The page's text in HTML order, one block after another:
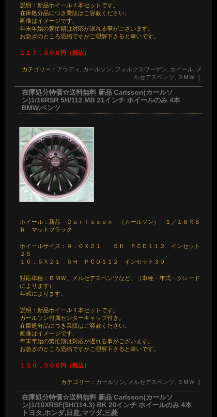
説明：新品ホイール４本セットです。
在庫処分品につき業販はご容赦ください。
画像はイメージです。
年末年始の繁忙期は対応が遅れる事がございます。
お急ぎのところ恐縮ですがご理解下さると幸いです。
１１７，０００円（税込）
カテゴリー： アウディ , カールソン, フォルクスワーゲン, ホイール, メ
ルセデスベンツ, ＢＭＷ
在庫処分特価☆送料無料 新品 Carlsson(カールソ
ン)1/16RSR 5H/112 MB 21インチ ホイールのみ 4本
BMW,ベンツ
ホイール：新品 Ｃａｒｌｓｓｏｎ （カールソン） １／１６ＲＳ
Ｒ マットブラック
ホイールサイズ：９．０Ｘ２１ ５Ｈ ＰＣＤ１１２ インセット
２５
１０．５Ｘ２１ ５Ｈ ＰＣＤ１１２ インセット３０
対応車種：ＢＭＷ、メルセデスベンツなど。（車種・年式・グレード
によります）
年式によります。
説明：新品ホイール４本セットです。
カールソン付属センターキャップ付き。
在庫処分品につき業販はご容赦ください。
画像はイメージです。
年末年始の繁忙期は対応が遅れる事がございます。
お急ぎのところ恐縮ですがご理解下さると幸いです。
１２０，０００円（税込）
カテゴリー： カールソン, メルセデスベンツ, ＢＭＷ
在庫処分特価☆送料無料 新品 Carlsson(カールソ
ン)1/10XRSF(5H/114.3) BK 20インチ ホイールのみ 4本
トヨタ,ホンダ,日産,マツダ,三菱